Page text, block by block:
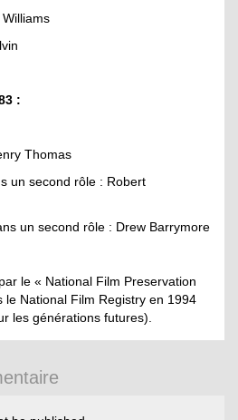
:
Thomas
un second rôle : Robert
un second rôle : Drew Barrymore
le « National Film Preservation
le National Film Registry en 1994
les générations futures).